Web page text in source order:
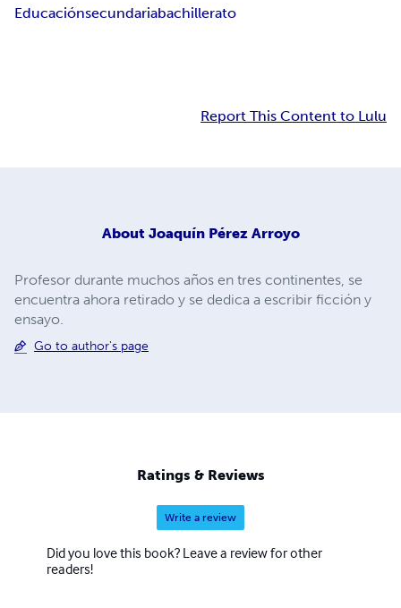
Educaciónsecundariabachillerato
Report This Content to Lulu
About Joaquín Pérez Arroyo
Profesor durante muchos años en tres continentes, se
encuentra ahora retirado y se dedica a escribir ficción y
ensayo.
Go to author's page
Ratings & Reviews
Write a review
Did you love this book? Leave a review for other
readers!